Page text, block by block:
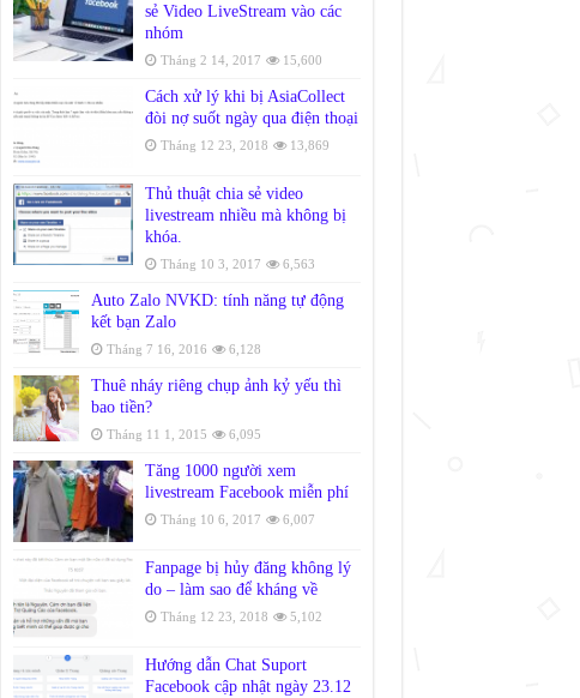
sẻ Video LiveStream vào các
nhóm
Tháng 2 14, 2017 15,600
Cách xử lý khi bị AsiaCollect
đòi nợ suốt ngày qua điện thoại
Tháng 12 23, 2018 13,869
Thủ thuật chia sẻ video
livestream nhiều mà không bị
khóa.
Tháng 10 3, 2017 6,563
Auto Zalo NVKD: tính năng tự động
kết bạn Zalo
Tháng 7 16, 2016 6,128
Thuê nháy riêng chụp ảnh kỷ yếu thì
bao tiền?
Tháng 11 1, 2015 6,095
Tăng 1000 người xem
livestream Facebook miễn phí
Tháng 10 6, 2017 6,007
Fanpage bị hủy đăng không lý
do – làm sao để kháng về
Tháng 12 23, 2018 5,102
Hướng dẫn Chat Suport
Facebook cập nhật ngày 23.12